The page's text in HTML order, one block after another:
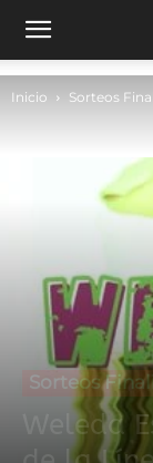
Inicio Sorteos
Sorteos
Weleda